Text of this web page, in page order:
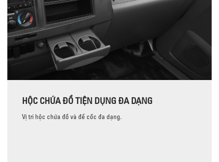
HỘC CHỨA ĐỒ TIỆN DỤNG ĐA DẠNG
Vị trí hộc chứa đồ và để cốc đa dạng.